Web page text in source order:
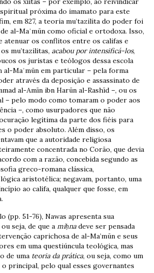
próxima do imamato para este
em 827, a teoria mu’tazilita do poder foi
al-Maʾmūn como oficial e ortodoxa. Isso,
atenuar os conflitos entre os califas e
mu’tazilitas, acabou por intensificá-los,
os juristas e teólogos dessa escola
al-Maʾmūn em particular – pela forma
através da deposição e assassinato de
al-Amīn ibn Harūn al-Rashīd –, ou os
– pelo modo como tomaram o poder aos
–, como usurpadores que não
legítima da parte dos fiéis para
o poder absoluto. Além disso, os
que a autoridade religiosa
concentrada no Corão, que devia
com a razão, concebida segundo as
greco-romana clássica,
aristotélica; negavam, portanto, uma
ao califa, qualquer que fosse, em
(pp. 51-76), Nawas apresenta sua
seja, de que a miḥnadeve ser pensada
caprichosa de al-Ma’mūn e seus
em uma questiúncula teológica, mas
de uma teoria da prática, ou seja, como um
principal, pelo qual esses governantes